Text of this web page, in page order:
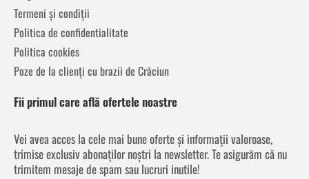
Termeni și condiții
Politica de confidentialitate
Politica cookies
Poze de la clienți cu brazii de Crăciun
Fii primul care află ofertele noastre
Vei avea acces la cele mai bune oferte și informații valoroase,
trimise exclusiv abonaților noștri la newsletter. Te asigurăm că nu
trimitem mesaje de spam sau lucruri inutile!